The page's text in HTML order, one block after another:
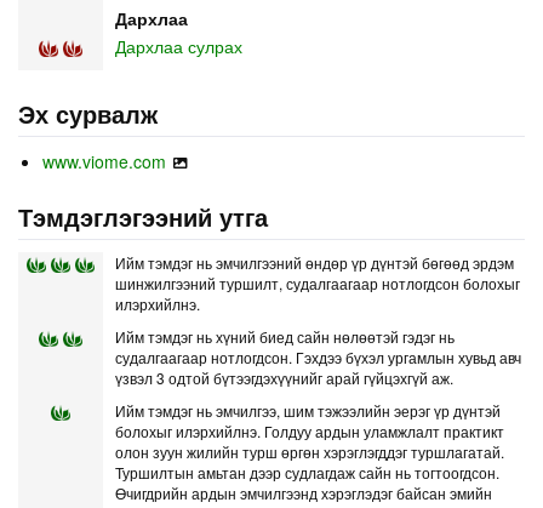
Дархлаа
Дархлаа сулрах
Эх сурвалж
www.viome.com
Тэмдэглэгээний утга
Ийм тэмдэг нь эмчилгээний өндөр үр дүнтэй бөгөөд эрдэм
шинжилгээний туршилт, судалгаагаар нотлогдсон болохыг
илэрхийлнэ.
Ийм тэмдэг нь хүний биед сайн нөлөөтэй гэдэг нь
судалгаагаар нотлогдсон. Гэхдээ бүхэл ургамлын хувьд авч
үзвэл 3 одтой бүтээгдэхүүнийг арай гүйцэхгүй аж.
Ийм тэмдэг нь эмчилгээ, шим тэжээлийн эерэг үр дүнтэй
болохыг илэрхийлнэ. Голдуу ардын уламжлалт практикт
олон зуун жилийн турш өргөн хэрэглэгддэг туршлагатай.
Туршилтын амьтан дээр судлагдаж сайн нь тогтоогдсон.
Өчигдрийн ардын эмчилгээнд хэрэглэдэг байсан эмийн